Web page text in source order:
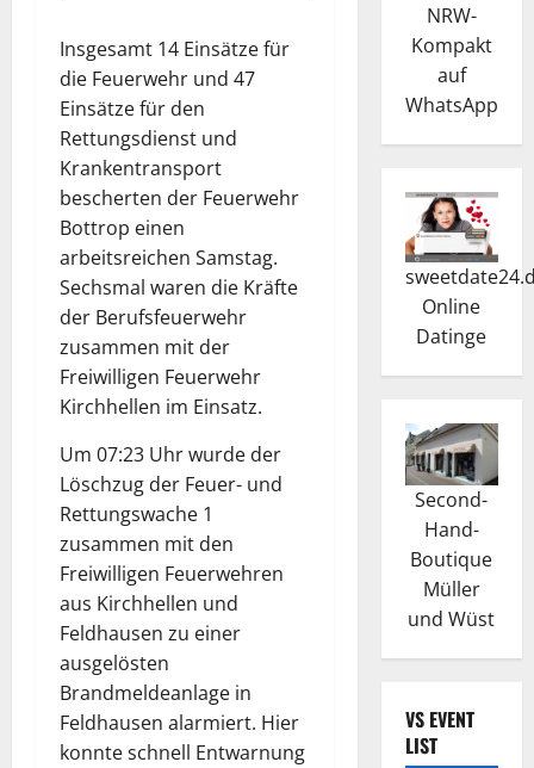
Insgesamt 14 Einsätze für
die Feuerwehr und 47
Einsätze für den
Rettungsdienst und
Krankentransport
bescherten der Feuerwehr
Bottrop einen
arbeitsreichen Samstag.
Sechsmal waren die Kräfte
der Berufsfeuerwehr
zusammen mit der
Freiwilligen Feuerwehr
Kirchhellen im Einsatz.
Um 07:23 Uhr wurde der
Löschzug der Feuer- und
Rettungswache 1
zusammen mit den
Freiwilligen Feuerwehren
aus Kirchhellen und
Feldhausen zu einer
ausgelösten
Brandmeldeanlage in
Feldhausen alarmiert. Hier
konnte schnell Entwarnung
NRW-
Kompakt
auf
WhatsApp
Online
Datinge
Second-
Hand-
Boutique
Müller
und Wüst
VS EVENT
LIST